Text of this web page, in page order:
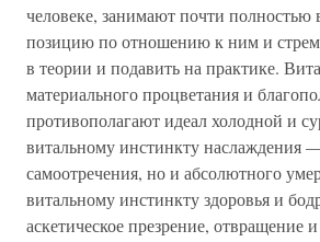
человеке, занимают почти
позицию по отношению к ним и
в теории и подавить на практике.
материального процветания и
противополагают идеал холодной и
витальному инстинкту наслаждения
самоотречения, но и абсолютного
витальному инстинкту здоровья и
аскетическое презрение, отвращение